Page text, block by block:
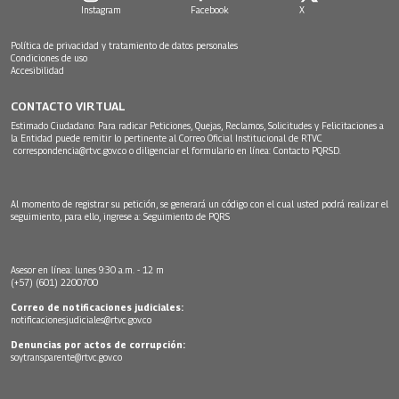
Instagram Facebook X
Política de privacidad y tratamiento de datos personales
Condiciones de uso
Accesibilidad
CONTACTO VIRTUAL
Estimado Ciudadano: Para radicar Peticiones, Quejas, Reclamos, Solicitudes y Felicitaciones a
la Entidad puede remitir lo pertinente al Correo Oficial Institucional de RTVC
correspondencia@rtvc.gov.co o diligenciar el formulario en línea: Contacto PQRSD.
Al momento de registrar su petición, se generará un código con el cual usted podrá realizar el
seguimiento, para ello, ingrese a: Seguimiento de PQRS
Asesor en línea: lunes 9:30 a.m. - 12 m
(+57) (601) 2200700
Correo de notificaciones judiciales:
notificacionesjudiciales@rtvc.gov.co
Denuncias por actos de corrupción:
soytransparente@rtvc.gov.co